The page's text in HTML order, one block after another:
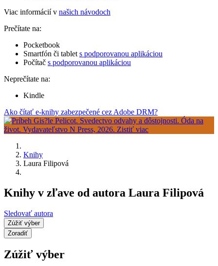
Viac informácií v našich návodoch
Prečítate na:
Pocketbook
Smartfón či tablet s podporovanou aplikáciou
Počítač s podporovanou aplikáciou
Neprečítate na:
Kindle
Ako čítať e-knihy zabezpečené cez Adobe DRM?
Knihy
Laura Filipová
Knihy v zľave od autora Laura Filipová
Sledovať autora
Zúžiť výber
Zoradiť
Zúžiť výber